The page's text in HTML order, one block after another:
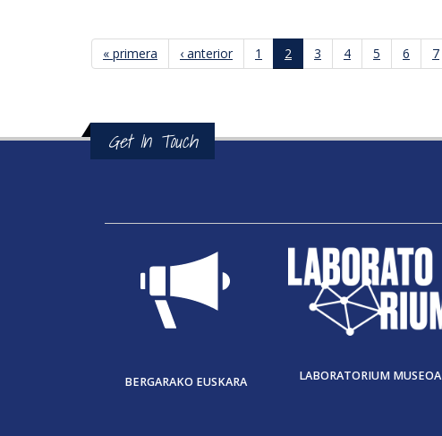
Páginas
« primera ‹ anterior 1 2 3 4 5 6 7
Get In Touch
BERGARAKO EUSKARA LABORATORIUM MUSEOA